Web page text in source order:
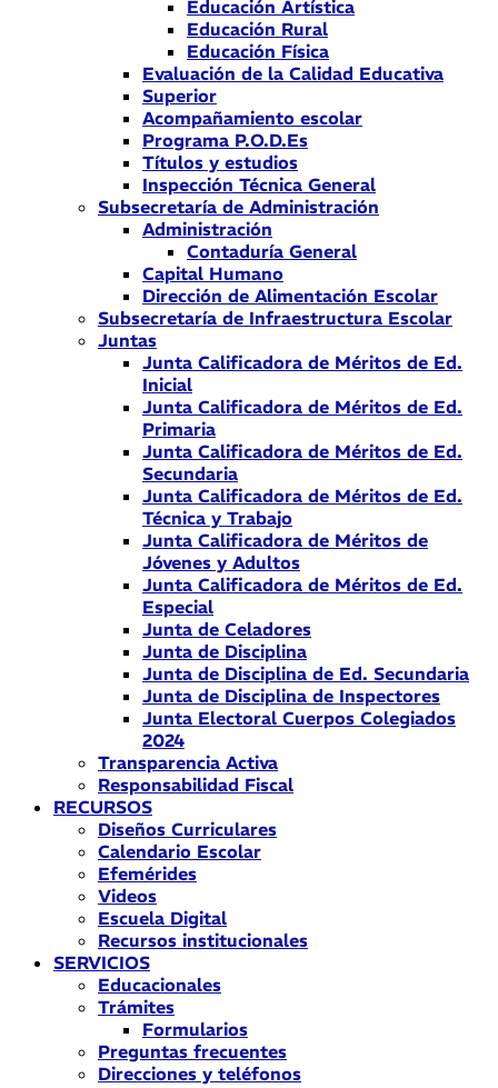
Educación Artística
Educación Rural
Educación Física
Evaluación de la Calidad Educativa
Superior
Acompañamiento escolar
Programa P.O.D.Es
Títulos y estudios
Inspección Técnica General
Subsecretaría de Administración
Administración
Contaduría General
Capital Humano
Dirección de Alimentación Escolar
Subsecretaría de Infraestructura Escolar
Juntas
Junta Calificadora de Méritos de Ed.
Inicial
Junta Calificadora de Méritos de Ed.
Primaria
Junta Calificadora de Méritos de Ed.
Secundaria
Junta Calificadora de Méritos de Ed.
Técnica y Trabajo
Junta Calificadora de Méritos de
Jóvenes y Adultos
Junta Calificadora de Méritos de Ed.
Especial
Junta de Celadores
Junta de Disciplina
Junta de Disciplina de Ed. Secundaria
Junta de Disciplina de Inspectores
Junta Electoral Cuerpos Colegiados
2024
Transparencia Activa
Responsabilidad Fiscal
RECURSOS
Diseños Curriculares
Calendario Escolar
Efemérides
Videos
Escuela Digital
Recursos institucionales
SERVICIOS
Educacionales
Trámites
Formularios
Preguntas frecuentes
Direcciones y teléfonos